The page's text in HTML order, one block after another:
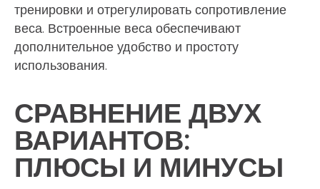
тренировки и отрегулировать сопротивление
веса. Встроенные веса обеспечивают
дополнительное удобство и простоту
использования.
СРАВНЕНИЕ ДВУХ
ВАРИАНТОВ:
ПЛЮСЫ И МИНУСЫ